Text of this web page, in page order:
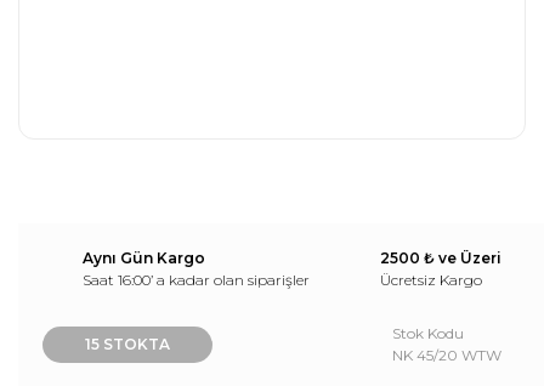
Aynı Gün Kargo
Saat 16:00’ a kadar olan siparişler
2500 ₺ ve Üzeri
Ücretsiz Kargo
15 STOKTA
Stok Kodu
NK 45/20 WTW